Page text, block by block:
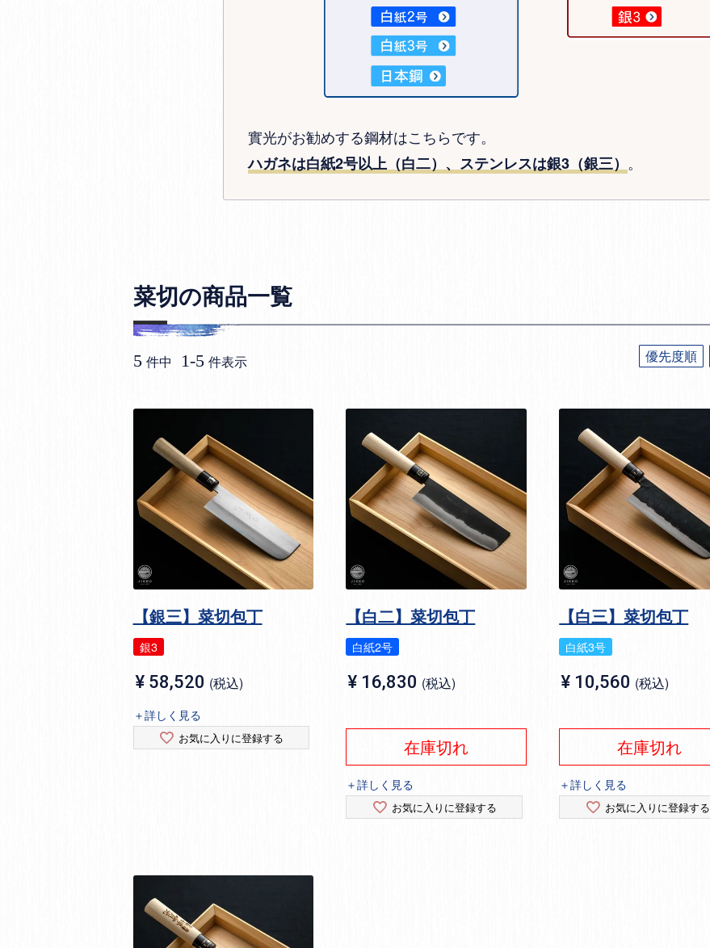
實光がお勧めする鋼材はこちらです。
ハガネは白紙2号以上（白二）、ステンレスは銀3（銀三） 。
菜切の商品一覧
優先度順
5 件中 1-5 件表示
【銀三】菜切包丁
銀3
¥ 58,520 税込
＋詳しく見る
お気に入りに登録する
【白二】菜切包丁
白紙2号
¥ 16,830 税込
在庫切れ
＋詳しく見る
お気に入りに登録する
【白三】菜切包丁
白紙3号
¥ 10,560 税込
在庫切れ
＋詳しく見る
お気に入りに登録する